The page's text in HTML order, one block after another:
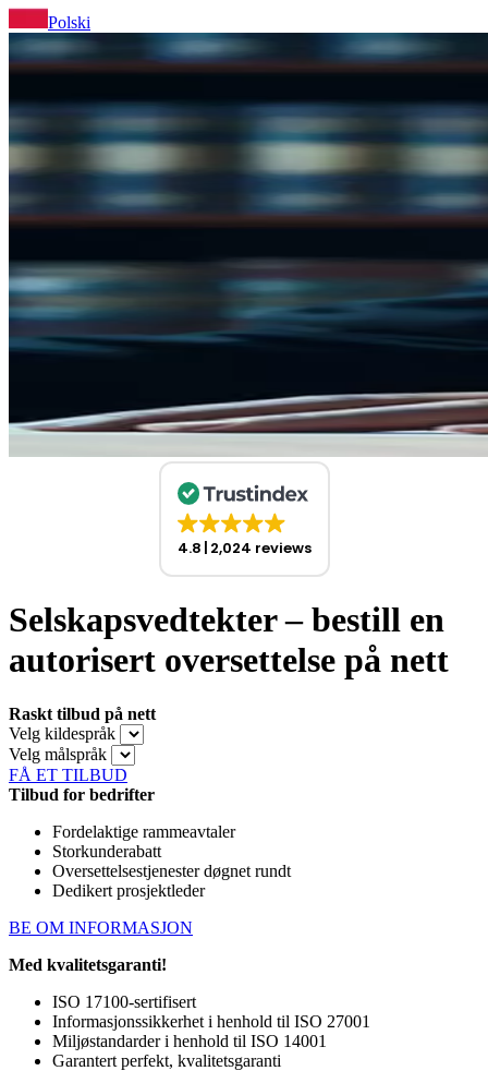
Polski
4.8 2,024 reviews
Selskapsvedtekter – bestill en
autorisert oversettelse på nett
Raskt tilbud på nett
Velg kildespråk
Velg målspråk
FÅ ET TILBUD
Tilbud for bedrifter
Fordelaktige rammeavtaler
Storkunderabatt
Oversettelsestjenester døgnet rundt
Dedikert prosjektleder
BE OM INFORMASJON
Med kvalitetsgaranti!
ISO 17100-sertifisert
Informasjonssikkerhet i henhold til ISO 27001
Miljøstandarder i henhold til ISO 14001
Garantert perfekt, kvalitetsgaranti